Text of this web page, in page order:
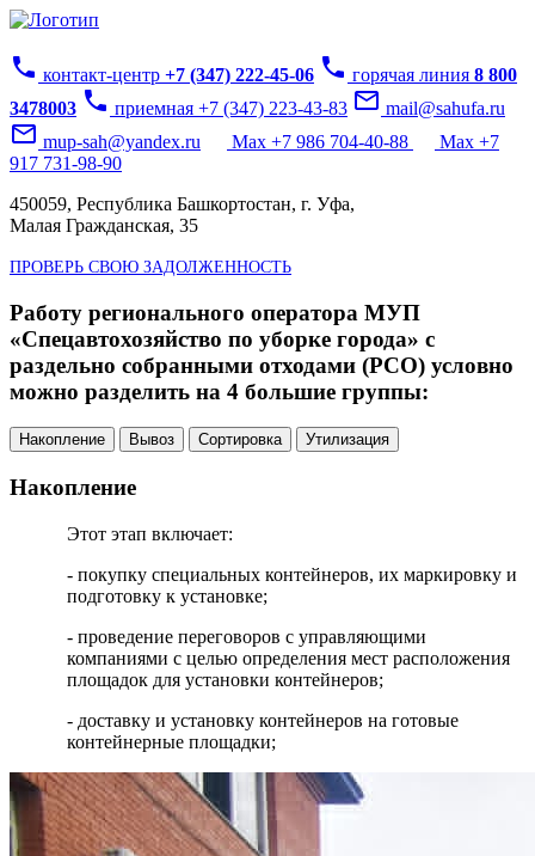
phone контакт-центр +7 (347) 222-45-06 phone горячая линия 8 800
3478003 phone приемная +7 (347) 223-43-83 mail_outline mail@sahufa.ru
mail_outline mup-sah@yandex.ru Max +7 986 704-40-88
Max +7
917 731-98-90
450059, Республика Башкортостан, г. Уфа,
Малая Гражданская, 35
ПРОВЕРЬ СВОЮ ЗАДОЛЖЕННОСТЬ
Работу регионального оператора МУП
«Спецавтохозяйство по уборке города» с
раздельно собранными отходами (РСО) условно
можно разделить на 4 большие группы:
Накопление Вывоз Сортировка Утилизация
Накопление
Этот этап включает:
- покупку специальных контейнеров, их маркировку и
подготовку к установке;
- проведение переговоров с управляющими
компаниями с целью определения мест расположения
площадок для установки контейнеров;
- доставку и установку контейнеров на готовые
контейнерные площадки;